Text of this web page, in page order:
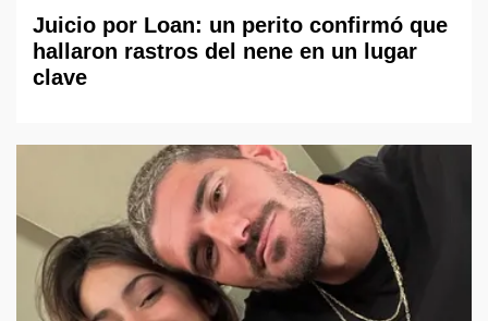
Juicio por Loan: un perito confirmó que
hallaron rastros del nene en un lugar
clave